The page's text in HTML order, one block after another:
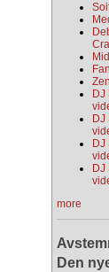
DJ
DJ
DJ
DJ
more
Den